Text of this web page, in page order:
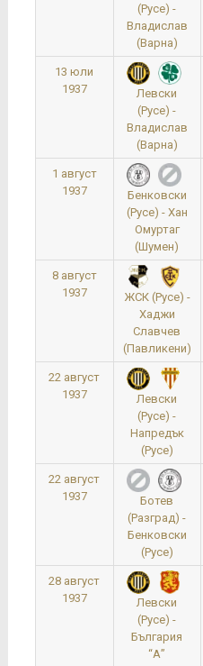
(Русе) -
Владислав
(Варна)
13 юли
1937
Левски
(Русе) -
Владислав
(Варна)
1 август
1937
Бенковски
(Русе) - Хан
Омуртаг
(Шумен)
8 август
1937
ЖСК (Русе) -
Хаджи
Славчев
(Павликени)
22 август
1937
Левски
(Русе) -
Напредък
(Русе)
22 август
1937
Ботев
(Разград) -
Бенковски
(Русе)
28 август
1937
Левски
(Русе) -
България
“А”